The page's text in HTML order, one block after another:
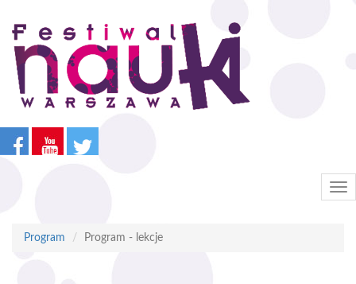
Przejdź
treści
Program Program - lekcje